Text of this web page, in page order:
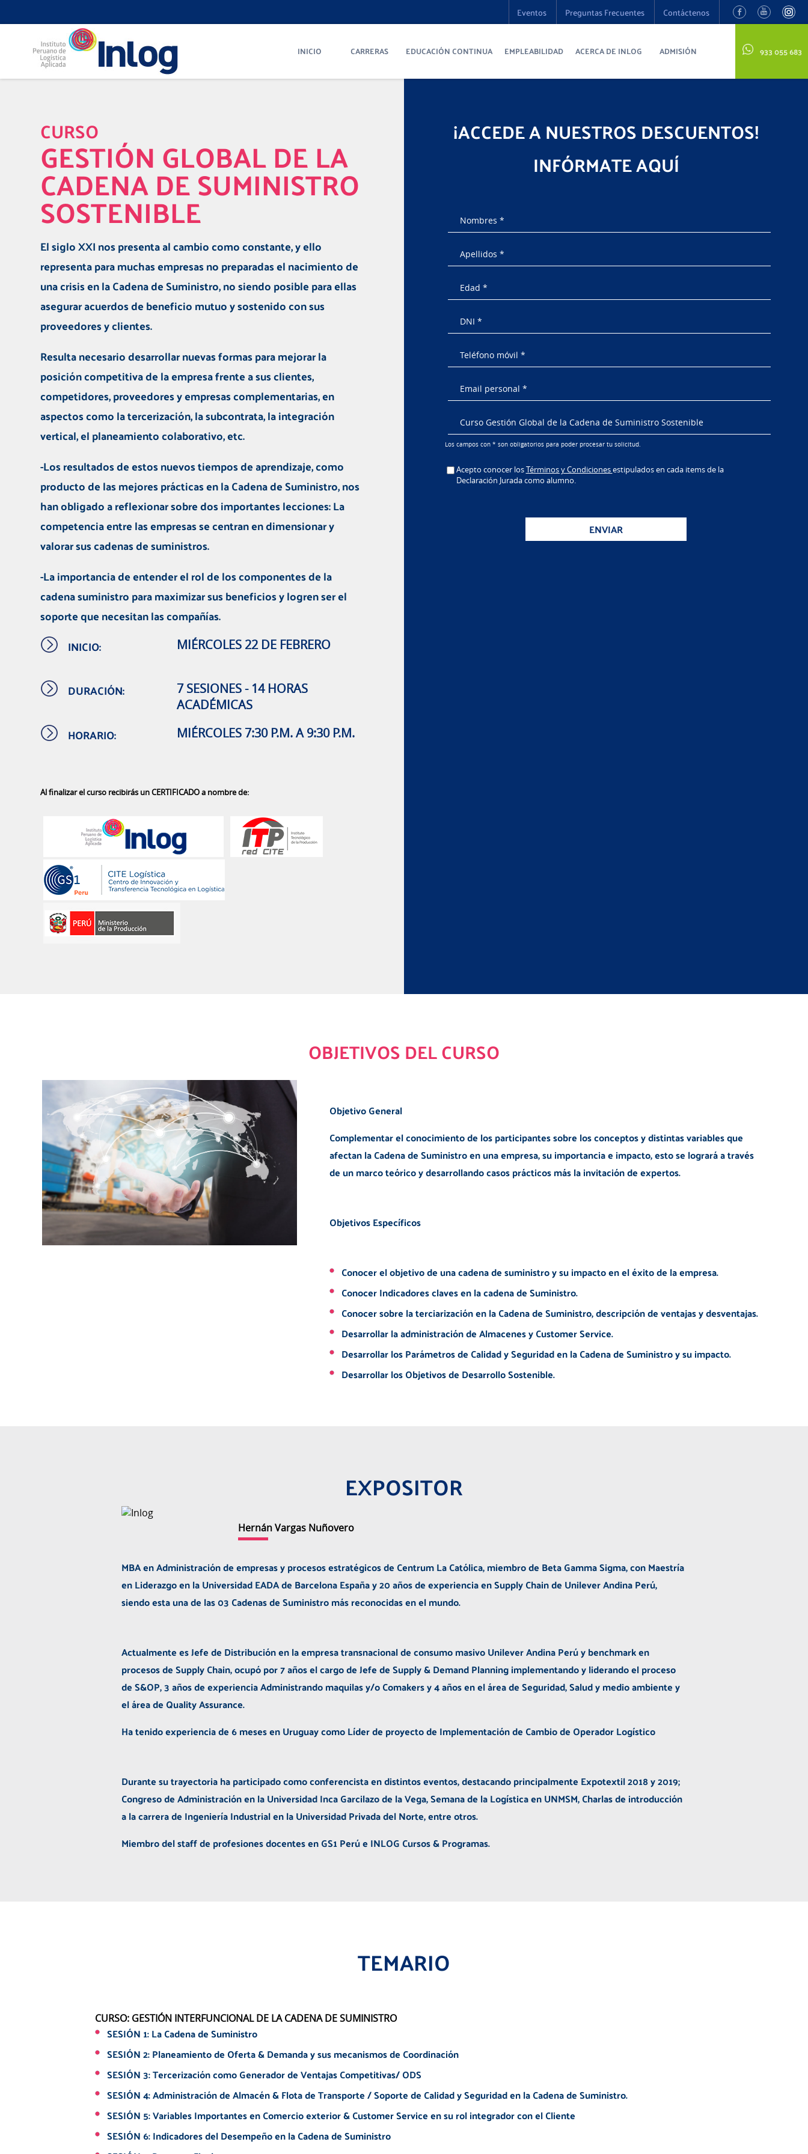
Eventos Preguntas Frecuentes Contáctenos
INICIO CARRERAS EDUCACIÓN CONTINUA EMPLEABILIDAD ACERCA DE INLOG ADMISIÓN 933 055 683
CURSO
GESTIÓN GLOBAL DE LA
CADENA DE SUMINISTRO
SOSTENIBLE
El siglo XXI nos presenta al cambio como constante, y ello
representa para muchas empresas no preparadas el nacimiento de
una crisis en la Cadena de Suministro, no siendo posible para ellas
asegurar acuerdos de beneficio mutuo y sostenido con sus
proveedores y clientes.
Resulta necesario desarrollar nuevas formas para mejorar la
posición competitiva de la empresa frente a sus clientes,
competidores, proveedores y empresas complementarias, en
aspectos como la tercerización, la subcontrata, la integración
vertical, el planeamiento colaborativo, etc.
-Los resultados de estos nuevos tiempos de aprendizaje, como
producto de las mejores prácticas en la Cadena de Suministro, nos
han obligado a reflexionar sobre dos importantes lecciones:La
competencia entre las empresas se centran en dimensionar y
valorar sus cadenas de suministros.
-La importancia de entender el rol de los componentes de la
cadena suministro para maximizar sus beneficios y logren ser el
soporte que necesitan las compañías.
INICIO:
MIÉRCOLES 22 DE FEBRERO
DURACIÓN:
7 SESIONES - 14 HORAS
ACADÉMICAS
HORARIO: MIÉRCOLES 7:30 P.M. A 9:30 P.M.
Al finalizar el curso recibirás un CERTIFICADO a nombre de:
¡ACCEDE A NUESTROS DESCUENTOS!
INFÓRMATE AQUÍ
Los campos con * son obligatorios para poder procesar tu solicitud.
Acepto conocer losTérminos y Condicionesestipulados en cada items de la
Declaración Jurada como alumno.
ENVIAR
OBJETIVOS DEL CURSO
Objetivo General
Complementar el conocimiento de los participantes sobre los conceptos y distintas variables que
afectan la Cadena de Suministro en una empresa, su importancia e impacto, esto se logrará a través
de un marco teórico y desarrollando casos prácticos más la invitación de expertos.
Objetivos Específicos
Conocer el objetivo de una cadena de suministro y su impacto en el éxito de la empresa.
Conocer Indicadores claves en la cadena de Suministro.
Conocer sobre la terciarización en la Cadena de Suministro, descripción de ventajas y desventajas.
Desarrollar la administración de Almacenes y Customer Service.
Desarrollar los Parámetros de Calidad y Seguridad en la Cadena de Suministro y su impacto.
Desarrollar los Objetivos de Desarrollo Sostenible.
EXPOSITOR
Hernán Vargas Nuñovero
MBA en Administración de empresas y procesos estratégicos de Centrum La Católica, miembro de Beta Gamma Sigma, con Maestría
en Liderazgo en la Universidad EADA de Barcelona España y 20 años de experiencia en Supply Chain de Unilever Andina Perú,
siendo esta una de las 03 Cadenas de Suministro más reconocidas en el mundo.
Actualmente es Jefe de Distribución en la empresa transnacional de consumo masivo Unilever Andina Perú y benchmark en
procesos de Supply Chain, ocupó por 7 años el cargo de Jefe de Supply & Demand Planning implementando y liderando el proceso
de S&OP, 3 años de experiencia Administrando maquilas y/o Comakers y 4 años en el área de Seguridad, Salud y medio ambiente y
el área de Quality Assurance.
Ha tenido experiencia de 6 meses en Uruguay como Líder de proyecto de Implementación de Cambio de Operador Logístico
Durante su trayectoria ha participado como conferencista en distintos eventos, destacando principalmente Expotextil 2018 y 2019;
Congreso de Administración en la Universidad Inca Garcilazo de la Vega, Semana de la Logística en UNMSM, Charlas de introducción
a la carrera de Ingeniería Industrial en la Universidad Privada del Norte, entre otros.
Miembro del staff de profesiones docentes en GS1 Perú e INLOG Cursos & Programas.
TEMARIO
CURSO: GESTIÓN INTERFUNCIONAL DE LA CADENA DE SUMINISTRO
SESIÓN 1: La Cadena de Suministro
SESIÓN 2: Planeamiento de Oferta & Demanda y sus mecanismos de Coordinación
SESIÓN 3: Tercerización como Generador de Ventajas Competitivas/ ODS
SESIÓN 4: Administración de Almacén & Flota de Transporte / Soporte de Calidad y Seguridad en la Cadena de Suministro.
SESIÓN 5: Variables Importantes en Comercio exterior & Customer Service en su rol integrador con el Cliente
SESIÓN 6: Indicadores del Desempeño en la Cadena de Suministro